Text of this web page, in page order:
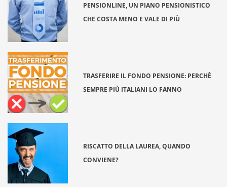
PENSIONLINE, UN PIANO PENSIONISTICO
CHE COSTA MENO E VALE DI PIÙ
TRASFERIRE IL FONDO PENSIONE: PERCHÈ
SEMPRE PIÙ ITALIANI LO FANNO
RISCATTO DELLA LAUREA, QUANDO
CONVIENE?